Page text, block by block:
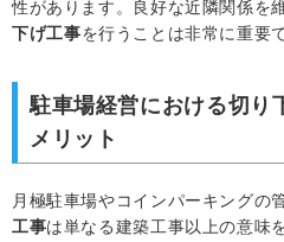
性があります。良好な近隣関係を
下げ工事を行うことは非常に重要
駐車場経営における切り
メリット
月極駐車場やコインパーキングの
工事は単なる建築工事以上の意味